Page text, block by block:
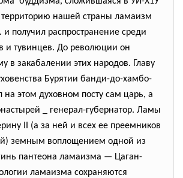
территорию нашей страны ламаизм
и получил распространение среди
и тувинцев. До революции он
в закабалении этих народов. Главу
Бурятии банди-до-хамбо-
на этом духовном посту сам царь, а
_ генерал-губернатор. Ламы
II (а за ней и всех ее преемников
земным воплощением одной из
пантеона ламаизма — Цаган-
ламаизма сохраняются